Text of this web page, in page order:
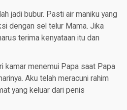
jadi bubur. Pasti air maniku yang
dengan sel telur Mama. Jika
terima kenyataan itu dan
kamar menemui Papa saat Papa
Aku telah meracuni rahim
yang keluar dari penis